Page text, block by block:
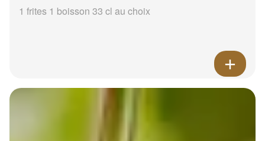
1 frites 1 boisson 33 cl au choix